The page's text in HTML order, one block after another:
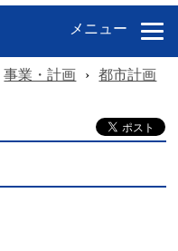
メニュー
事業・計画 › 都市計画